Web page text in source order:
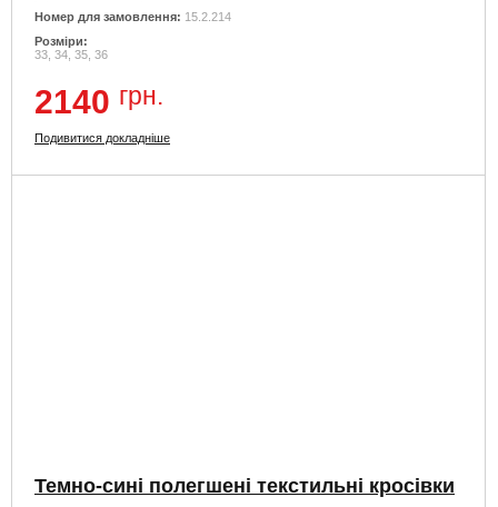
Номер для замовлення: 15.2.214
Розміри:
33, 34, 35, 36
2140 грн.
Подивитися докладніше
Темно-сині полегшені текстильні кросівки